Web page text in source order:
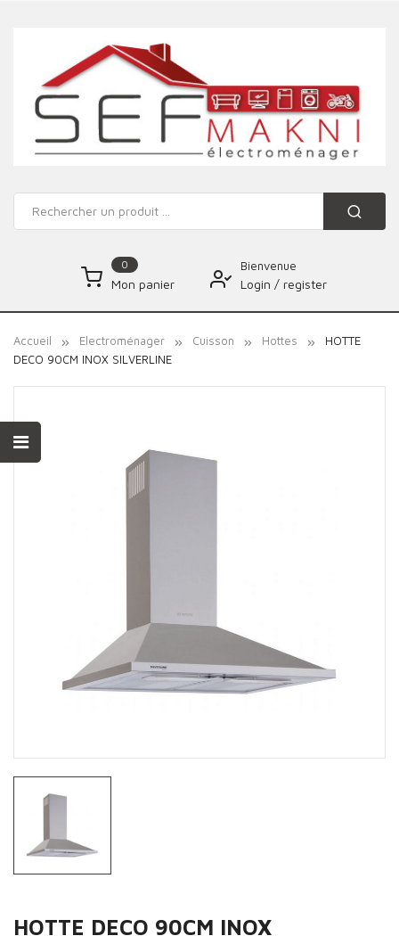
0
Mon panier
Bienvenue
Login / register
Accueil Electroménager Cuisson Hottes
HOTTE
DECO 90CM INOX SILVERLINE
HOTTE DECO 90CM INOX